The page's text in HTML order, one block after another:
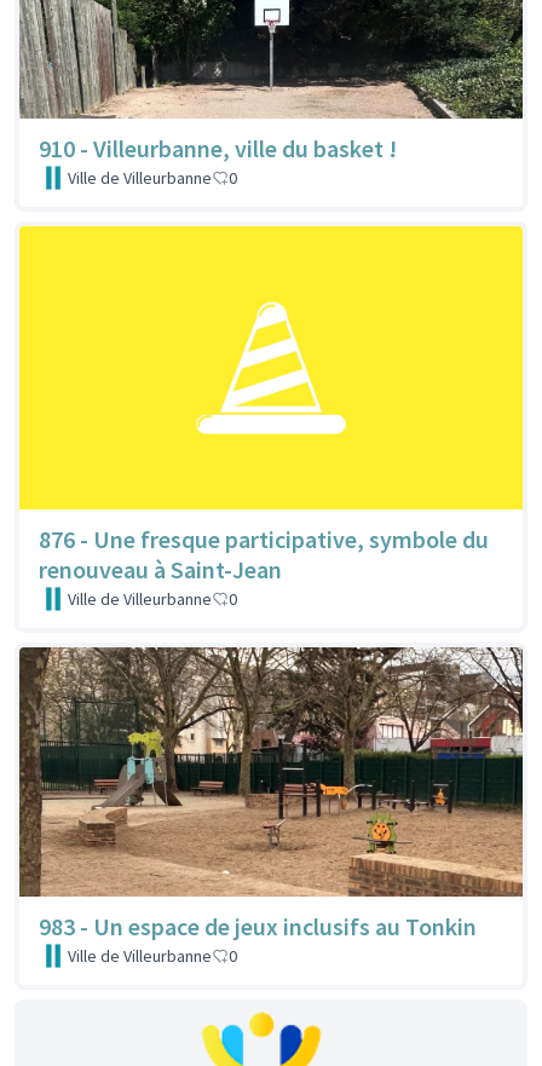
910 - Villeurbanne, ville du basket !
Ville de Villeurbanne 0
876 - Une fresque participative, symbole du
renouveau à Saint-Jean
Ville de Villeurbanne 0
983 - Un espace de jeux inclusifs au Tonkin
Ville de Villeurbanne 0